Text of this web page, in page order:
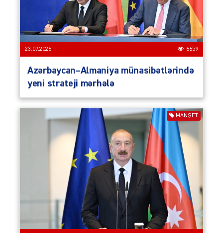
23.07.2026 6659
Azərbaycan–Almaniya münasibətlərində
yeni strateji mərhələ
MANŞET